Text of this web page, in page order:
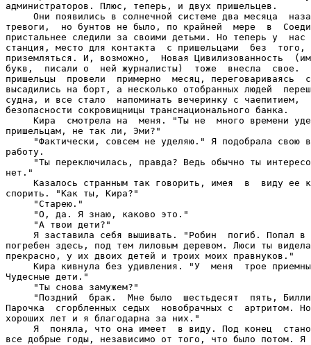
администраторов. Плюс, теперь, и двух пришельцев.
Они появились в солнечной системе два месяца
тревоги,  но бунтов не было, по крайней  мере  в
пристальнее следили за своими детьми. Но теперь у  нас
станция, место для контакта  с пришельцами  без
приземляться. И, возможно,  Новая Цивилизованность
букв,  писали о  ней журналисты)  тоже  внесла  свое.
пришельцы  провели  примерно  месяц, переговариваясь
высадились на борт, а несколько отобранных людей
судна, и все стало  напоминать вечеринку с чаепитием,
безопасности сокровищницы транснационального банка.
Кира  смотрела на  меня. "Ты не  много времени
пришельцам, не так ли, Эми?"
"Фактически, совсем не уделяю." Я подобрала свою
работу.
"Ты переключилась, правда? Ведь обычно ты
нет."
Казалось странным так говорить, имея  в  виду ее
спорить. "Как ты, Кира?"
     "Старею."
     "О, да. Я знаю, каково это."
     "А твои дети?"
Я заставила себя вышивать. "Робин  погиб. Попал в
погребен здесь, под тем лиловым деревом. Люси ты
прекрасно, у их двоих детей и троих моих правнуков."
Кира кивнула без удивления. "У  меня  трое
Чудесные дети."
     "Ты снова замужем?"
"Поздний  брак.  Мне было  шестьдесят  пять,
Парочка  сгорбленных седых  новобрачных с  артритом.
хороших лет и я благодарна за них."
Я  поняла, что она имеет  в виду. Под конец
все добрые годы, независимо от того, что было потом.